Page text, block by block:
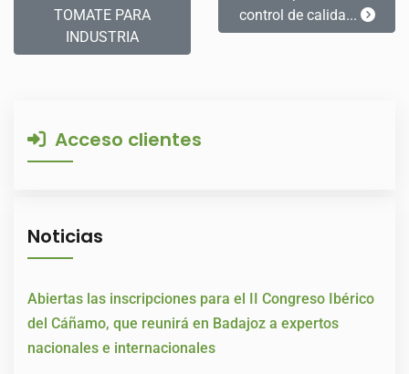
TOMATE PARA
INDUSTRIA
control de calida...
Acceso clientes
Noticias
Abiertas las inscripciones para el II Congreso Ibérico
del Cáñamo, que reunirá en Badajoz a expertos
nacionales e internacionales